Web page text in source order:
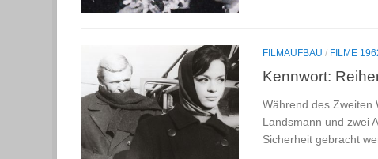
FILMAUFBAU / FILME
Kennwort:
Während des Zweiten
Landsmann und zwei
Sicherheit gebracht